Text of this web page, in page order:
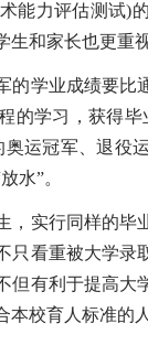
能力评估测试)
和家长也更重
学业成绩要比
的学习，获得
运冠军、退役
水”。
实行同样的毕
只看重被大学录
但有利于提高大
校育人标准的